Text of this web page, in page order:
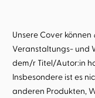
Unsere Cover können
Veranstaltungs- und
dem/r Titel/Autor:in
Insbesondere ist es
anderen Produkten,